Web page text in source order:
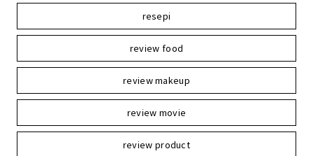
resepi
review food
review makeup
review movie
review product